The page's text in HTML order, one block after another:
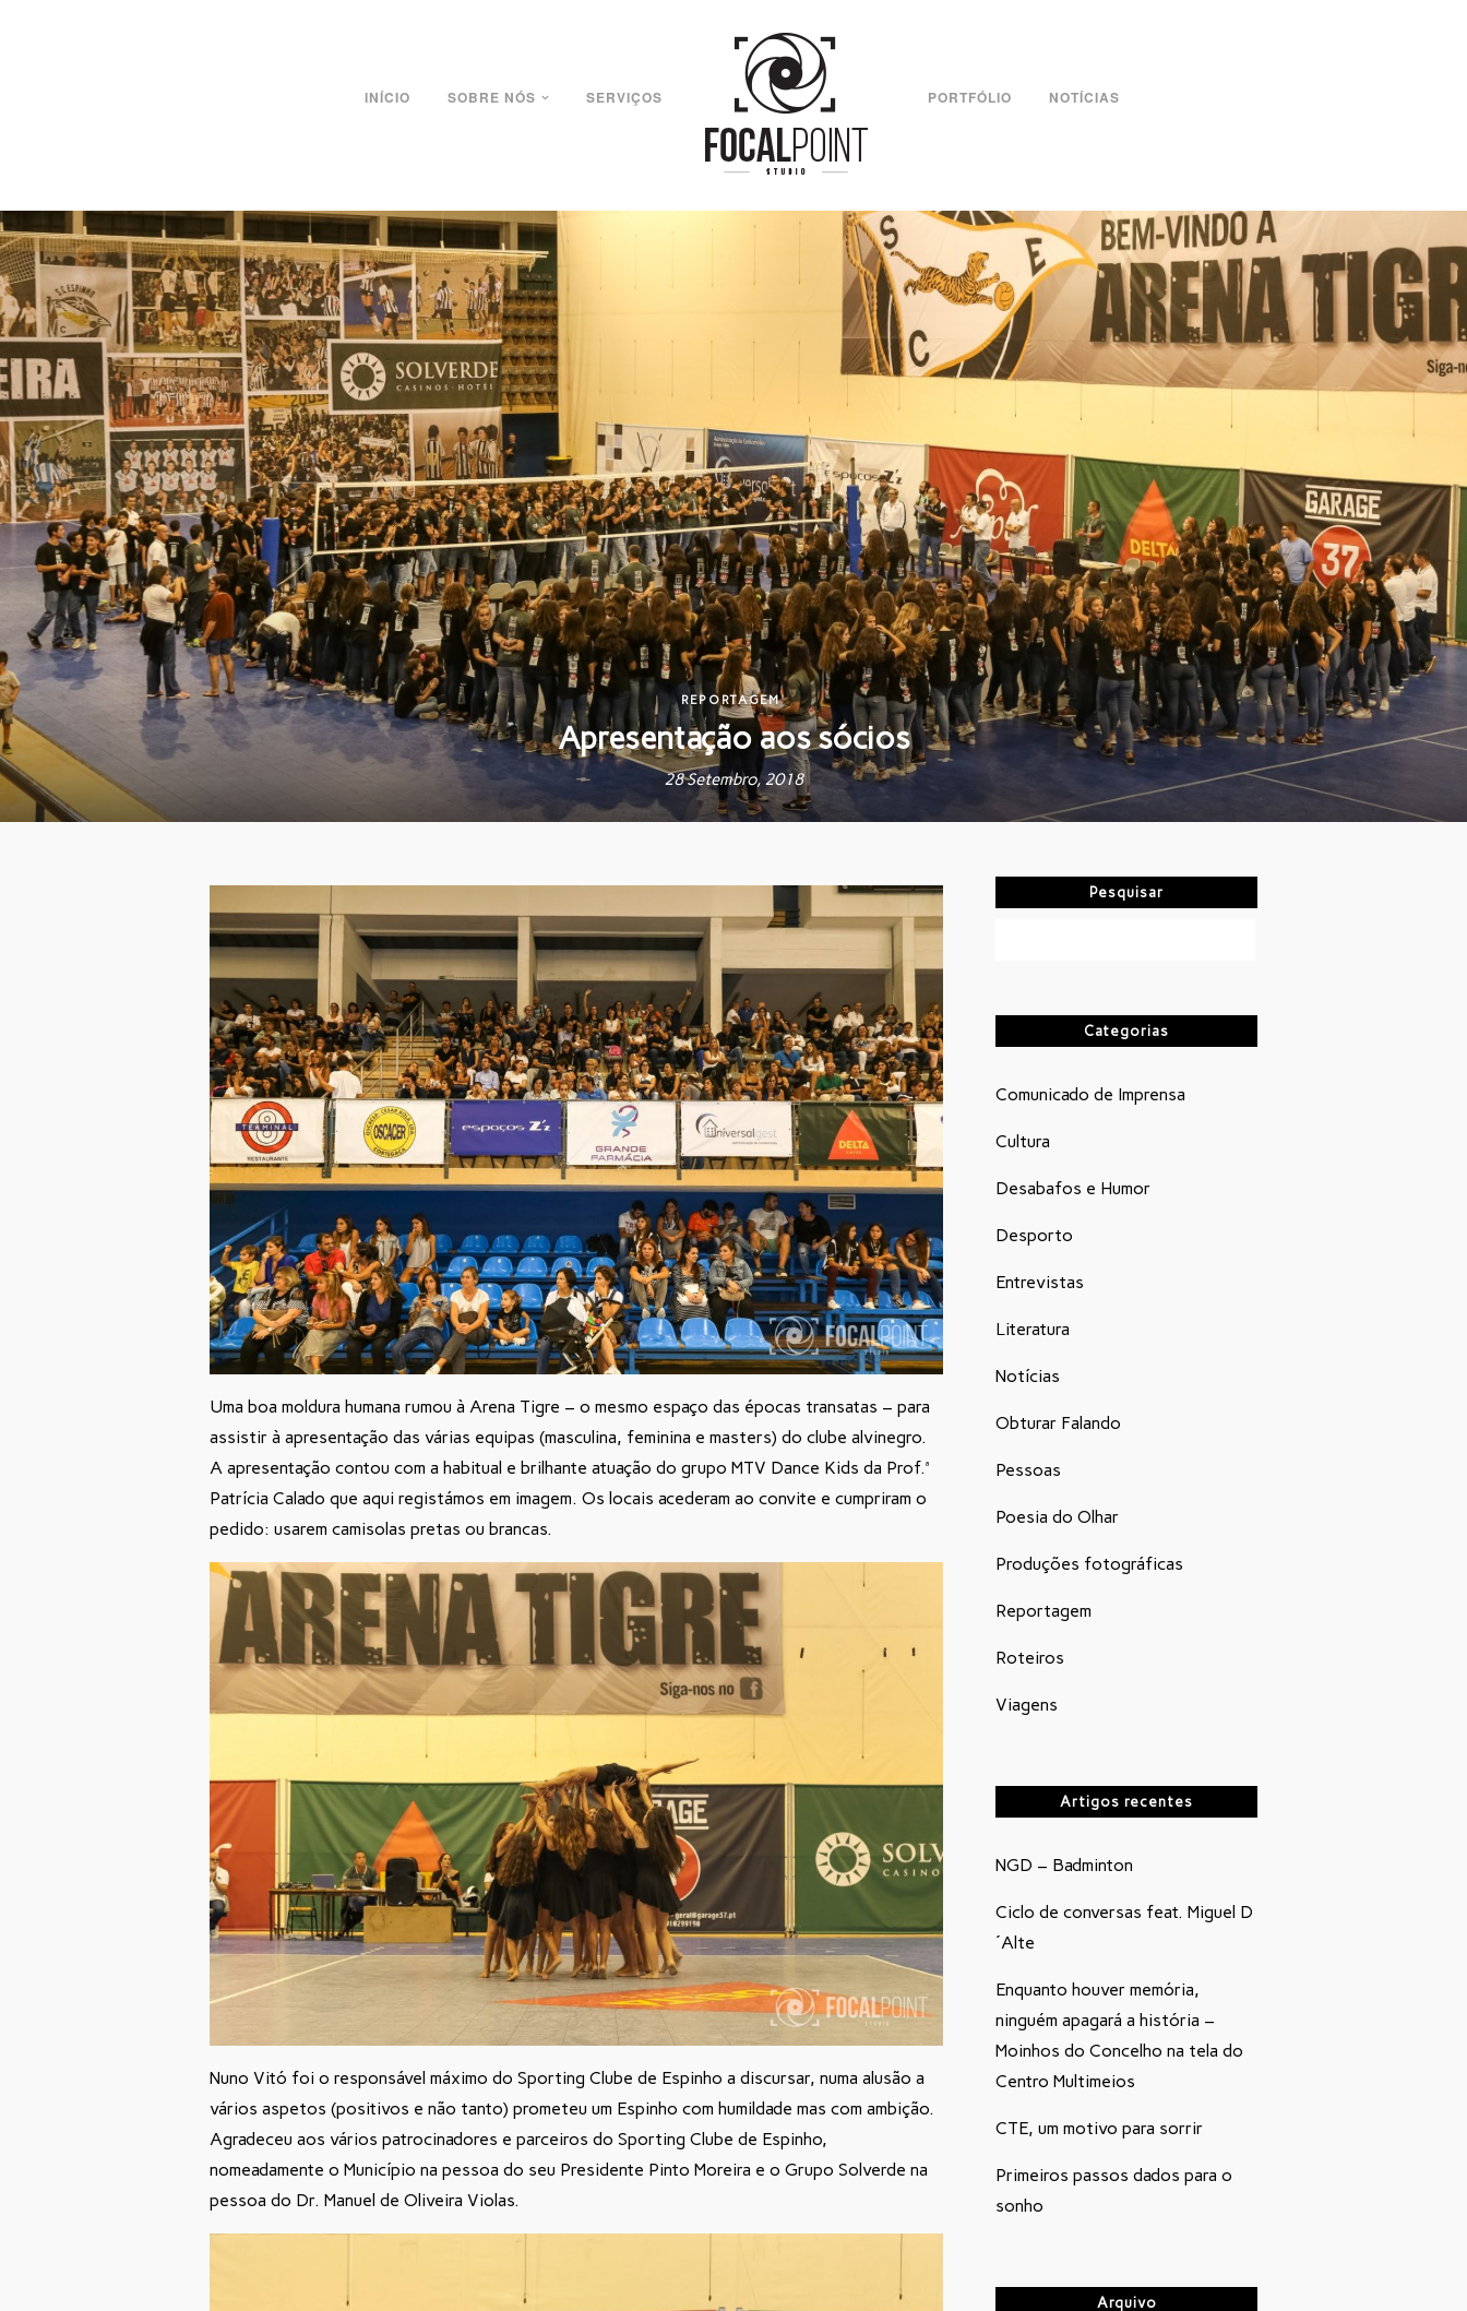
INÍCIO SOBRE NÓS SERVIÇOS PORTFÓLIO NOTÍCIAS
REPORTAGEM
Apresentação aos sócios
28 Setembro, 2018
Uma boa moldura humana rumou à Arena Tigre – o mesmo espaço das épocas transatas – para
assistir à apresentação das várias equipas (masculina, feminina e masters) do clube alvinegro.
A apresentação contou com a habitual e brilhante atuação do grupo MTV Dance Kids da Prof.ª
Patrícia Calado que aqui registámos em imagem. Os locais acederam ao convite e cumpriram o
pedido: usarem camisolas pretas ou brancas.
Nuno Vitó foi o responsável máximo do Sporting Clube de Espinho a discursar, numa alusão a
vários aspetos (positivos e não tanto) prometeu um Espinho com humildade mas com ambição.
Agradeceu aos vários patrocinadores e parceiros do Sporting Clube de Espinho,
nomeadamente o Município na pessoa do seu Presidente Pinto Moreira e o Grupo Solverde na
pessoa do Dr. Manuel de Oliveira Violas.
Pesquisar
Categorias
Comunicado de Imprensa
Cultura
Desabafos e Humor
Desporto
Entrevistas
Literatura
Notícias
Obturar Falando
Pessoas
Poesia do Olhar
Produções fotográficas
Reportagem
Roteiros
Viagens
Artigos recentes
NGD – Badminton
Ciclo de conversas feat. Miguel D
´Alte
Enquanto houver memória,
ninguém apagará a história –
Moinhos do Concelho na tela do
Centro Multimeios
CTE, um motivo para sorrir
Primeiros passos dados para o
sonho
Arquivo